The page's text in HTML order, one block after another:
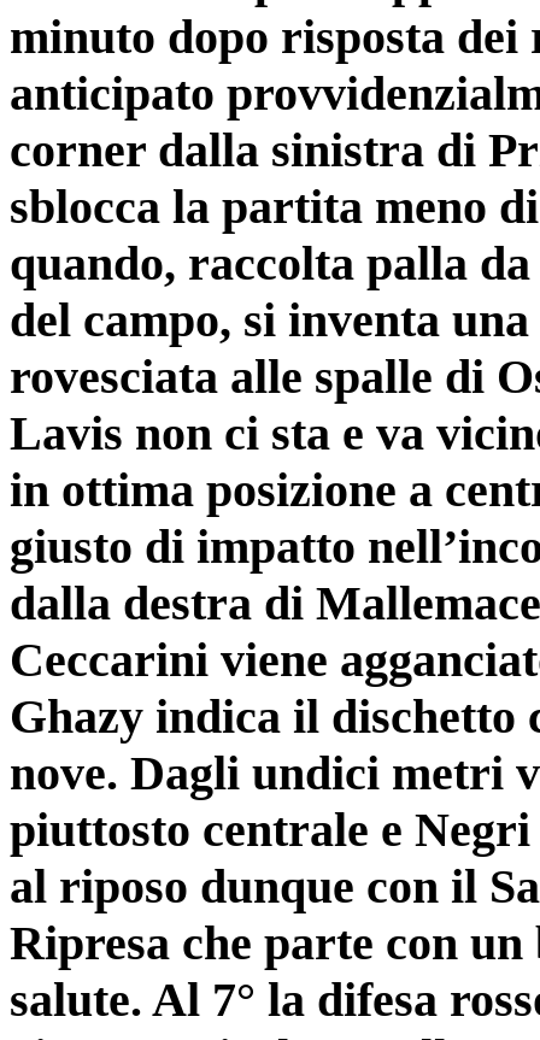
minuto dopo risposta
anticipato
corner dalla sinistra di
sblocca la partita meno
quando, raccolta palla
del campo, si inventa
rovesciata alle spalle di
Lavis non ci sta e va
in ottima posizione a
giusto di impatto
dalla destra di
Ceccarini viene
Ghazy indica il dischetto
nove. Dagli undici metri
piuttosto centrale e
al riposo dunque con il
Ripresa che parte con
salute. Al 7° la difesa